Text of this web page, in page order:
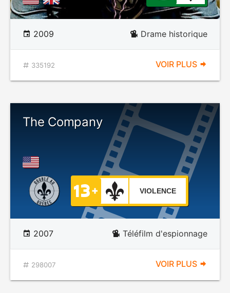
2009 Drame historique
335192 VOIR PLUS
The Company
VIOLENCE
2007 Téléfilm d'espionnage
298007 VOIR PLUS